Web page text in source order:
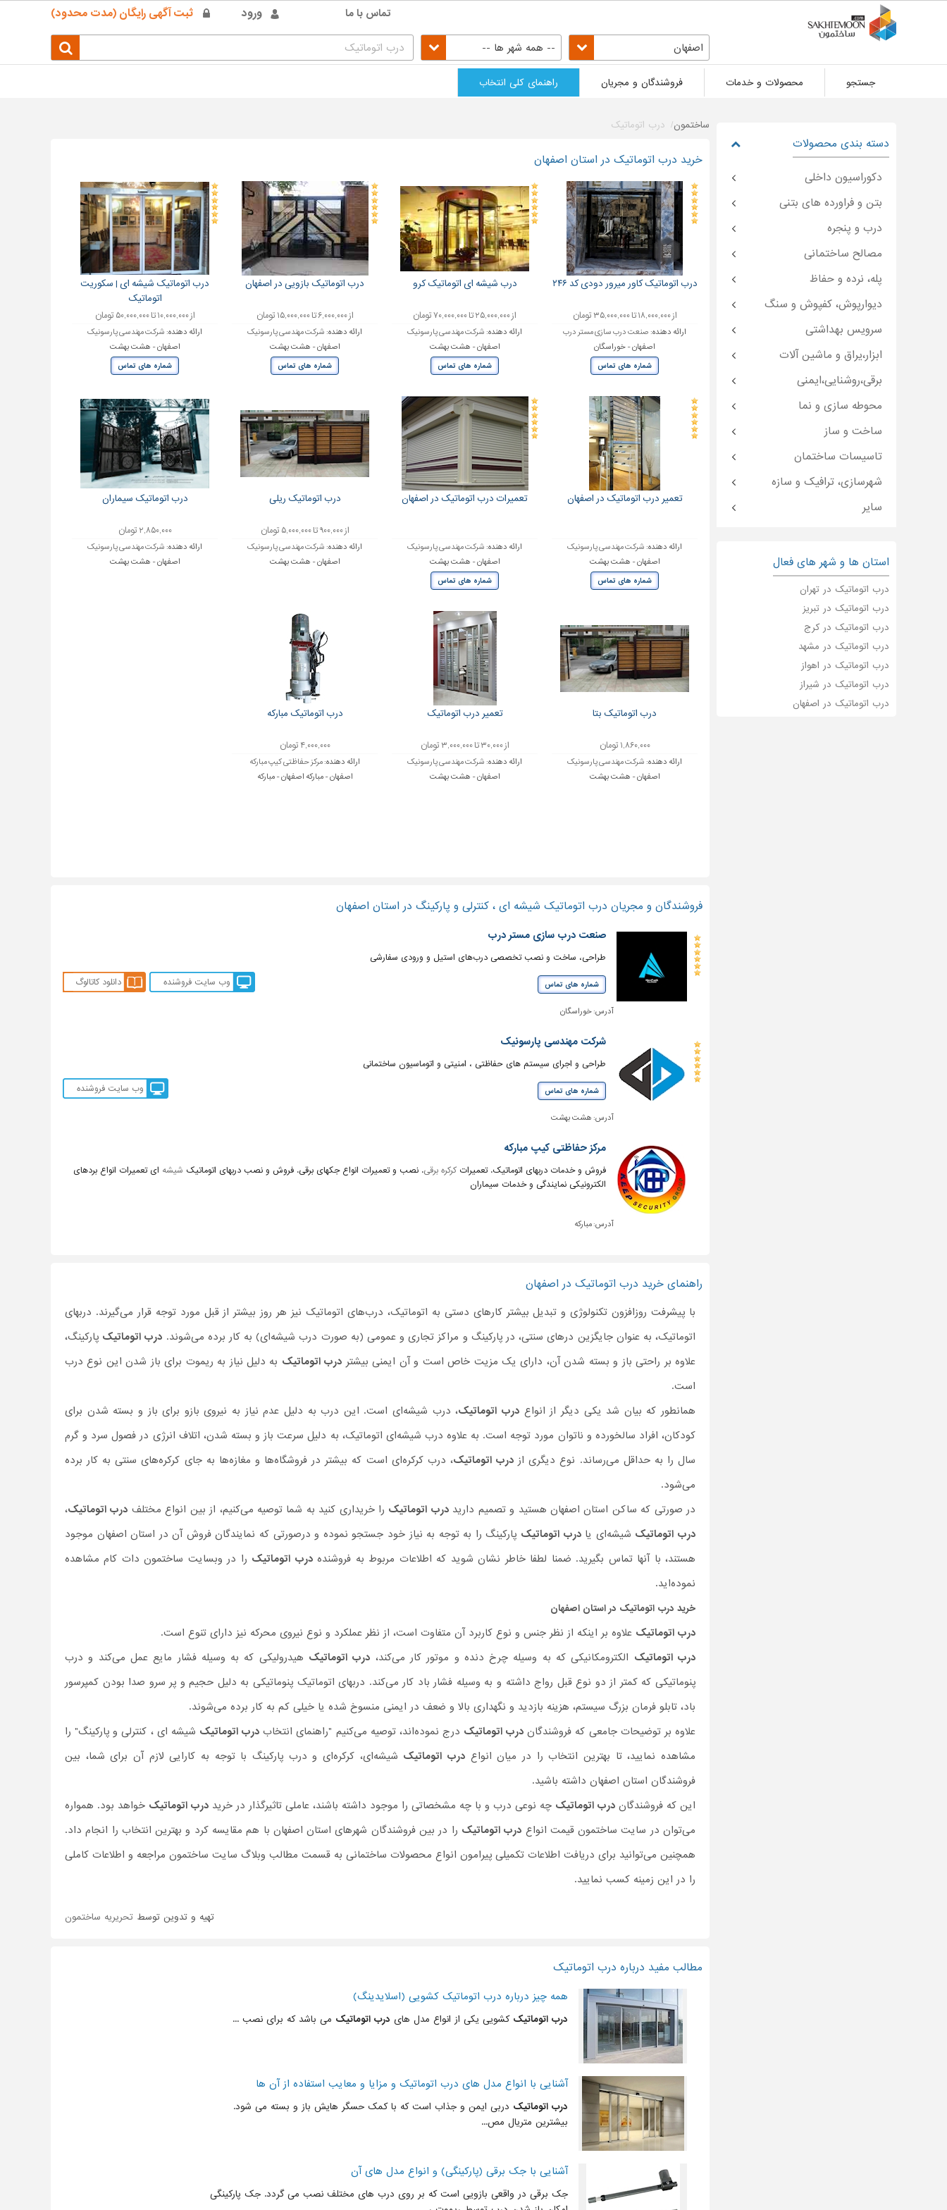
ورود ثبت آگهی رایگان (مدت محدود) تماس با ما
اصفهان -- همه شهر ها --
جستجو محصولات و خدمات فروشندگان و مجریان راهنمای کلی انتخاب
ساختمون درب اتوماتیک
خرید درب اتوماتیک در استان اصفهان
درب اتوماتیک کاور میرور دودی کد ۲۴۶
از ۱۸,۰۰۰,۰۰۰ تا ۳۵,۰۰۰,۰۰۰ تومان
ارائه دهنده: صنعت درب سازی مستر درب
اصفهان - خوراسگان
شماره های تماس
درب شیشه ای اتوماتیک کرو
از ۲۵,۰۰۰,۰۰۰ تا ۷۰,۰۰۰,۰۰۰ تومان
ارائه دهنده: شرکت مهندسی پارسونیک
اصفهان - هشت بهشت
شماره های تماس
درب اتوماتیک بازویی در اصفهان
از ۶,۰۰۰,۰۰۰ تا ۱۵,۰۰۰,۰۰۰ تومان
ارائه دهنده: شرکت مهندسی پارسونیک
اصفهان - هشت بهشت
شماره های تماس
درب اتوماتیک شیشه ای | سکوریت
اتوماتیک
از ۱۰,۰۰۰,۰۰۰ تا ۵۰,۰۰۰,۰۰۰ تومان
ارائه دهنده: شرکت مهندسی پارسونیک
اصفهان - هشت بهشت
شماره های تماس
تعمیر درب اتوماتیک در اصفهان
ارائه دهنده: شرکت مهندسی پارسونیک
اصفهان - هشت بهشت
شماره های تماس
تعمیرات درب اتوماتیک در اصفهان
ارائه دهنده: شرکت مهندسی پارسونیک
اصفهان - هشت بهشت
شماره های تماس
درب اتوماتیک ریلی
از ۹۰۰,۰۰۰ تا ۵,۰۰۰,۰۰۰ تومان
ارائه دهنده: شرکت مهندسی پارسونیک
اصفهان - هشت بهشت
درب اتوماتیک سیماران
۲,۸۵۰,۰۰۰ تومان
ارائه دهنده: شرکت مهندسی پارسونیک
اصفهان - هشت بهشت
درب اتوماتیک بتا
۱,۸۶۰,۰۰۰ تومان
ارائه دهنده: شرکت مهندسی پارسونیک
اصفهان - هشت بهشت
تعمیر درب اتوماتیک
از ۳۰,۰۰۰ تا ۳,۰۰۰,۰۰۰ تومان
ارائه دهنده: شرکت مهندسی پارسونیک
اصفهان - هشت بهشت
درب اتوماتیک مبارکه
۴,۰۰۰,۰۰۰ تومان
ارائه دهنده:مرکز حفاظتی کیپ مبارکه
اصفهان - مبارکه اصفهان - مبارکه
فروشندگان و مجریان درب اتوماتیک شیشه ای ، کنترلی و پارکینگ در استان اصفهان
صنعت درب سازی مستر درب
طراحی، ساخت و نصب تخصصی درب‌های استیل و ورودی سفارشی
شماره های تماس وب سایت فروشنده دانلود کاتالوگ
آدرس:خوراسگان
شرکت مهندسی پارسونیک
طراحی و اجرای سیستم های حفاظتی ، امنیتی و اتوماسیون ساختمانی
شماره های تماس وب سایت فروشنده
آدرس: هشت بهشت
مرکز حفاظتی کیپ مبارکه
فروش و خدمات دربهای اتوماتیک. تعمیرات کرکره برقی. نصب و تعمیرات انواع جکهای برقی. فروش و نصب دربهای اتوماتیک شیشه ای تعمیرات انواع بردهای
الکترونیکی نمایندگی و خدمات سیماران
آدرس:مبارکه
راهنمای خرید درب اتوماتیک در اصفهان
با پیشرفت روزافزون تکنولوژی و تبدیل بیشتر کارهای دستی به اتوماتیک، درب‌های اتوماتیک نیز هر روز بیشتر از قبل مورد توجه قرار می‌گیرند. دربهای
اتوماتیک، به عنوان جایگزین درهای سنتی، در پارکینگ و مراکز تجاری و عمومی (به صورت درب شیشه‌ای) به کار برده می‌شوند. درب اتوماتیک پارکینگ،
علاوه بر راحتی باز و بسته شدن آن، دارای یک مزیت خاص است و آن ایمنی بیشتر درب اتوماتیک به دلیل نیاز به ریموت برای باز شدن این نوع درب
است.
همانطور که بیان شد یکی دیگر از انواعدرب اتوماتیک، درب شیشه‌ای است. این درب به دلیل عدم نیاز به نیروی بازو برای باز و بسته شدن برای
کودکان، افراد سالخورده و ناتوان مورد توجه است. به علاوه درب شیشه‌ای اتوماتیک، به دلیل سرعت باز و بسته شدن، اتلاف انرژی در فصول سرد و گرم
سال را به حداقل می‌رساند. نوع دیگری از درب اتوماتیک، درب کرکره‌‌ای است که بیشتر در فروشگاه‌ها و مغازه‌ها به جای کرکره‌های سنتی به کار برده
می‌شود.
در صورتی که ساکن استان اصفهان هستید و تصمیم داریددرب اتوماتیک را خریداری کنید به شما توصیه می‌کنیم، از بین انواع مختلف درب اتوماتیک،
درب اتوماتیک شیشه‌ای یادرب اتوماتیک پارکینگ را به توجه به نیاز خود جستجو نموده و درصورتی‌ که نمایندگان فروش آن در استان اصفهان موجود
هستند، با آنها تماس بگیرید. ضمنا لطفا خاطر نشان شوید که اطلاعات مربوط به فروشندهدرب اتوماتیک را در وبسایت ساختمون دات کام مشاهده
نموده‌اید.
خرید درب اتوماتیک در استان اصفهان
درب اتوماتیک علاوه بر اینکه از نظر جنس و نوع کاربرد آن متفاوت است، از نظر عملکرد و نوع نیروی محرکه نیز دارای تنوع است.
درب اتوماتیک الکترومکانیکی که به وسیله چرخ دنده و موتور کار می‌کند، درب اتوماتیک هیدرولیکی که به وسیله فشار مایع عمل می‌کند و درب
پنوماتیکی که کمتر از دو نوع قبل رواج داشته و به وسیله فشار باد کار می‌کند. دربهای اتوماتیک پنوماتیکی به دلیل حجیم و پر سرو صدا بودن کمپرسور
باد، تابلو فرمان بزرگ سیستم، هزینه بازدید و نگهداری بالا و ضعف در ایمنی منسوخ شده یا خیلی کم به کار برده می‌شوند.
علاوه بر توضیحات جامعی که فروشندگان درب اتوماتیک درج نموده‌اند، توصیه می‌کنیم "راهنمای انتخاب درب اتوماتیک شیشه ای ، کنترلی و پارکینگ" را
مشاهده نمایید، تا بهترین انتخاب را در میان انواع درب اتوماتیک شیشه‌ای، کرکره‌ای و درب پارکینگ با توجه به کارایی لازم آن برای شما، بین
فروشندگان استان اصفهان داشته باشید.
این که فروشندگان درب اتوماتیک چه نوعی درب و با چه مشخصاتی را موجود داشته باشند، عاملی تاثیر‌گذار در خرید درب اتوماتیک خواهد بود. همواره
می‌توان در سایت ساختمون قیمت انواع درب اتوماتیک را در بین فروشندگان شهرهای استان اصفهان با هم مقایسه کرد و بهترین انتخاب را انجام داد.
همچنین می‌توانید برای دریافت اطلاعات تکمیلی پیرامون انواع محصولات ساختمانی به قسمت مطالب وبلاگ سایت ساختمون مراجعه و اطلاعات کاملی
را در این زمینه کسب نمایید.
تهیه و تدوین توسط تحریریه ساختمون
مطالب مفید درباره درب اتوماتیک
همه چیز درباره درب اتوماتیک کشویی (اسلایدینگ)
درب اتوماتیک کشویی یکی از انواع مدل های درب اتوماتیک می باشد که برای نصب ...
آشنایی با انواع مدل های درب اتوماتیک و مزایا و معایب استفاده از آن ها
درب اتوماتیک دربی ایمن و جذاب است که با کمک حسگر هایش باز و بسته می شود.
بیشترین متریال مص...
آشنایی با جک برقی (پارکینگی) و انواع مدل های آن
جک برقی در واقعی بازویی است که بر روی درب های مختلف نصب می گردد. جک پارکینگی
دسته بندی محصولات
دکوراسیون داخلی
بتن و فراورده های بتنی
درب و پنجره
مصالح ساختمانی
پله، نرده و حفاظ
دیوارپوش، کفپوش و سنگ
سرویس بهداشتی
ابزار،یراق و ماشین آلات
برقی،روشنایی،ایمنی
محوطه سازی و نما
ساخت و ساز
تاسیسات ساختمان
شهرسازی، ترافیک و سازه
سایر
استان ها و شهر های فعال
درب اتوماتیک در تهران
درب اتوماتیک در تبریز
درب اتوماتیک در کرج
درب اتوماتیک در مشهد
درب اتوماتیک در اهواز
درب اتوماتیک در شیراز
درب اتوماتیک در اصفهان